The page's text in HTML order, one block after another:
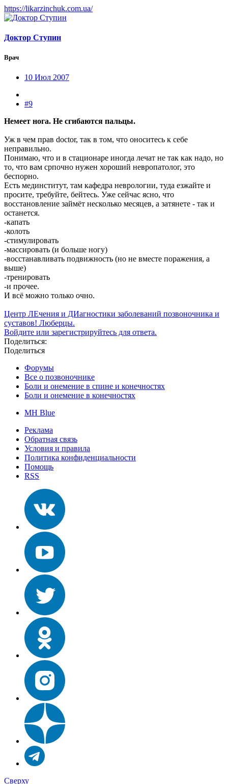
https://likarzinchuk.com.ua/
Доктор Ступин
Врач
10 Июл 2007
#9
Немеет нога. Не сгибаются пальцы.
Уж в чем прав doctor, так в том, что оноситесь к себе
неправильно.
Понимаю, что и в стационаре иногда лечат не так как надо, но
то, что вам српочно нужен хороший невропатолог, это
беспорно.
Есть мединститут, там кафедра неврологии, туда езжайте и
просите, требуйте, бейтесь. Уже сейчас ясно, что
восстановление займёт несколько месяцев, а затянете - так и
останется.
-капать
-колоть
-стимулировать
-массировать (и больше ногу)
-восстанавливать подвижность (но не вместе поражения, а
выше)
-тренировать
-и прочее.
И всё можно только очно.
Центр ЛЕчения и ДИагностики заболеваний позвоночника и
суставов! Люберцы.
Войдите или зарегистрируйтесь для ответа.
Поделиться:
Поделиться
Форумы
Все о позвоночнике
Боли и онемение в спине и конечностях
Боли и онемение в конечностях
MH Blue
Реклама
Обратная связь
Условия и правила
Политика конфиденциальности
Помощь
RSS
Сверху